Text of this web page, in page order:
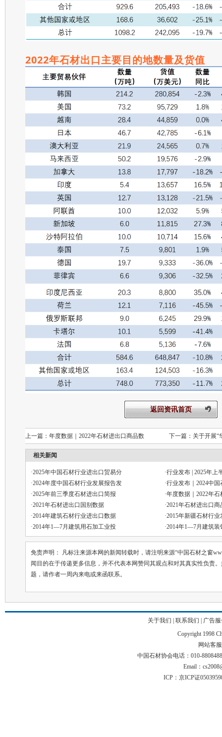
2022年石材出口主要目的地数量及货值
返回资讯首页
上一篇： 年度数据｜2022年石材进出口商品数 下一篇： 关于开展“
相关新闻
·2025年中国石材行业进出口贸易分 ·行业发布 | 2025年上
·2024年度中国石材行业发展报告发 ·行业发布｜2024中
·2025年前三季度石材进出口简报 ·年度数据｜2022年
·2021年石材进出口国别数据 ·2021年石材进出口商
·2014年建筑石材行业进出口数据 ·2015年新疆石材行
·2014年1—7月建筑用石加工业投 ·2014年1—7月建筑装
免责声明： 凡标注来源本网的新闻转载时，请注明来源“中国石材之窗
闻目的在于传递更多信息，并不代表本网赞同其观点和对其真实性负责
题，请作者一周内来电或来函联系。
关于我们 | 联系我们 | 广告
Copyright 1998
网站客
中国石材协会电话：010-
Email：
ICP：京ICP证